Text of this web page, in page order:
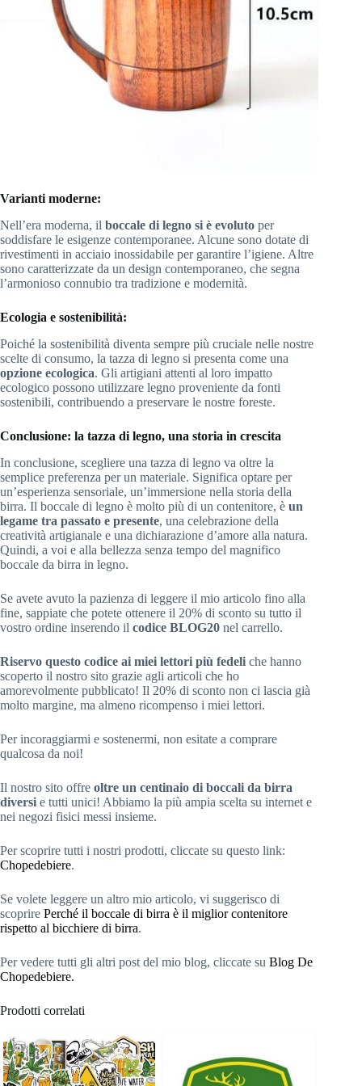
Varianti moderne:
Nell’era moderna, il boccale di legno si è evoluto per
soddisfare le esigenze contemporanee. Alcune sono dotate di
rivestimenti in acciaio inossidabile per garantire l’igiene. Altre
sono caratterizzate da un design contemporaneo, che segna
l’armonioso connubio tra tradizione e modernità.
Ecologia e sostenibilità:
Poiché la sostenibilità diventa sempre più cruciale nelle nostre
scelte di consumo, la tazza di legno si presenta come una
opzione ecologica. Gli artigiani attenti al loro impatto
ecologico possono utilizzare legno proveniente da fonti
sostenibili, contribuendo a preservare le nostre foreste.
Conclusione: la tazza di legno, una storia in crescita
In conclusione, scegliere una tazza di legno va oltre la
semplice preferenza per un materiale. Significa optare per
un’esperienza sensoriale, un’immersione nella storia della
birra. Il boccale di legno è molto più di un contenitore, è un
legame tra passato e presente, una celebrazione della
creatività artigianale e una dichiarazione d’amore alla natura.
Quindi, a voi e alla bellezza senza tempo del magnifico
boccale da birra in legno.
Se avete avuto la pazienza di leggere il mio articolo fino alla
fine, sappiate che potete ottenere il 20% di sconto su tutto il
vostro ordine inserendo il codice BLOG20 nel carrello.
Riservo questo codice ai miei lettori più fedeli che hanno
scoperto il nostro sito grazie agli articoli che ho
amorevolmente pubblicato! Il 20% di sconto non ci lascia già
molto margine, ma almeno ricompenso i miei lettori.
Per incoraggiarmi e sostenermi, non esitate a comprare
qualcosa da noi!
Il nostro sito offre oltre un centinaio di boccali da birra
diversi e tutti unici! Abbiamo la più ampia scelta su internet e
nei negozi fisici messi insieme.
Per scoprire tutti i nostri prodotti, cliccate su questo link:
Chopedebiere.
Se volete leggere un altro mio articolo, vi suggerisco di
scoprire Perché il boccale di birra è il miglior contenitore
rispetto al bicchiere di birra.
Per vedere tutti gli altri post del mio blog, cliccate su Blog De
Chopedebiere.
Prodotti correlati